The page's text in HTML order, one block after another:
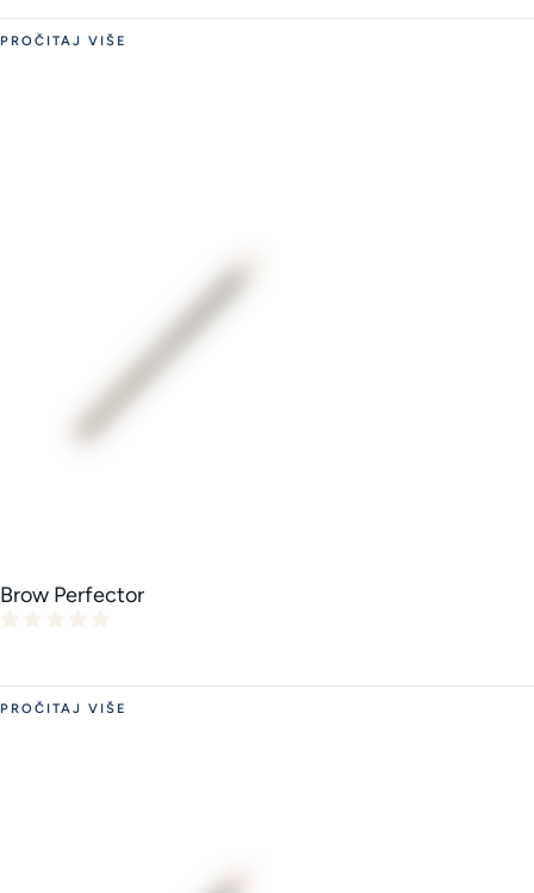
PROČITAJ VIŠE
Brow Perfector
PROČITAJ VIŠE